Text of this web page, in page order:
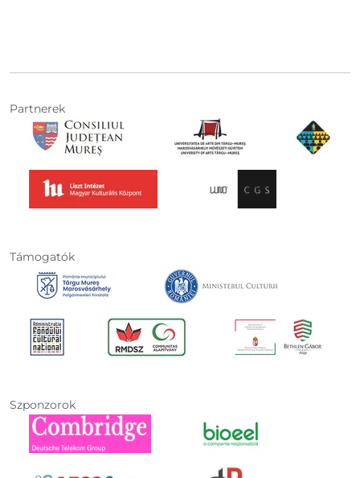
Partnerek
Támogatók
Szponzorok